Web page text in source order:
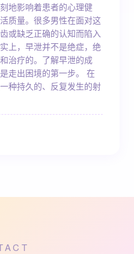
地影响着患者的心理健
质量。很多男性在面对这
或缺乏正确的认知而陷入
上，早泄并不是绝症，绝
治疗的。了解早泄的成
走出困境的第一步。 在
种持久的、反复发生的射